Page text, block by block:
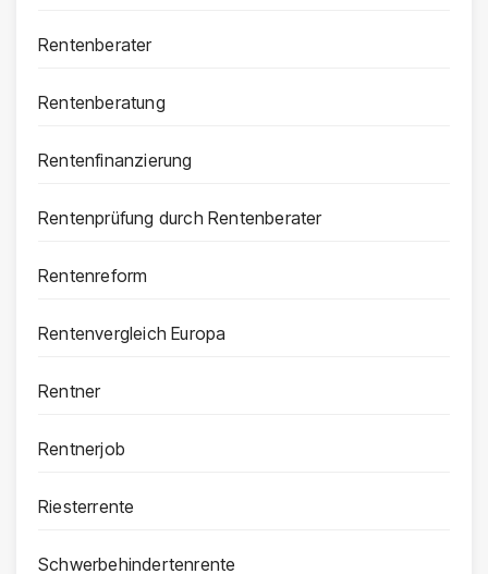
Rentenberater
Rentenberatung
Rentenfinanzierung
Rentenprüfung durch Rentenberater
Rentenreform
Rentenvergleich Europa
Rentner
Rentnerjob
Riesterrente
Schwerbehindertenrente